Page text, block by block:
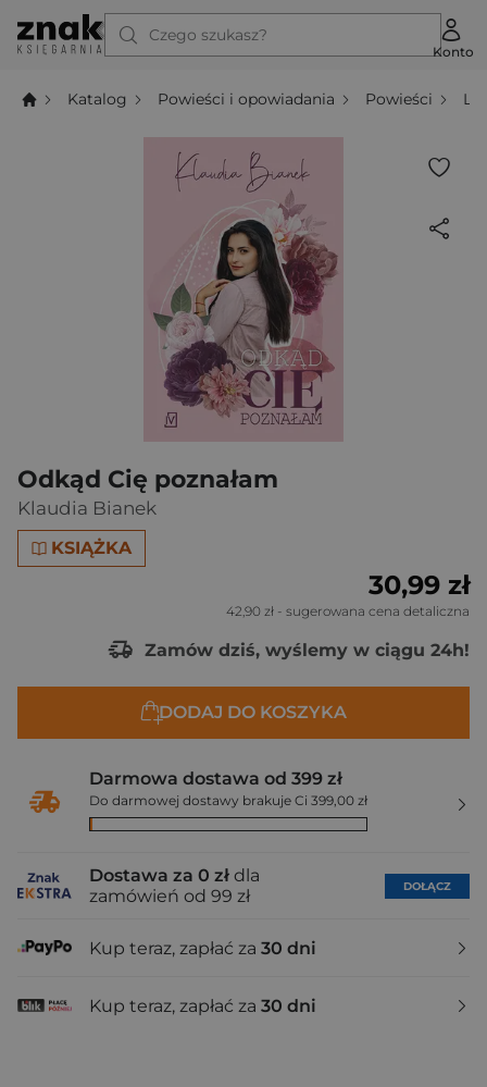
Czego szukasz?
Konto
Katalog Powieści i opowiadania Powieści
Odkąd Cię poznałam
Klaudia Bianek
KSIĄŻKA
30,99 zł
42,90 zł - sugerowana cena detaliczna
Zamów dziś, wyślemy w ciągu 24h!
DODAJ DO KOSZYKA
Darmowa dostawa od 399 zł
Do darmowej dostawy brakuje Ci 399,00 zł
Dostawa za 0 zł dla
zamówień od 99 zł
DOŁĄCZ
Kup teraz, zapłać za 30 dni
Kup teraz, zapłać za 30 dni